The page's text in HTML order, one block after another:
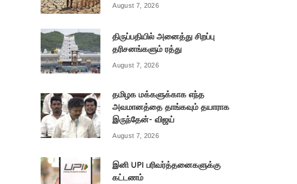
August 7, 2026
திருப்பதியில் அனைத்து சிறப்பு
தரிசனங்களும் ரத்து
August 7, 2026
தமிழக மக்களுக்காக எந்த
அவமானத்தை தாங்கவும் தயாராக
இருந்தேன்- விஜய்
August 7, 2026
இனி UPI பரிவர்த்தனைகளுக்கு
கட்டணம்